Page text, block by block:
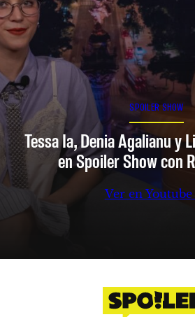
SPOILER SHOW
Tessa Ia, Denia Agalianu y
en Spoiler Show con
Ver en Youtube